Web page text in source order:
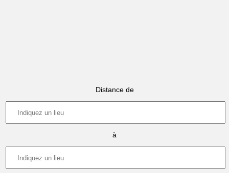
Distance de
à